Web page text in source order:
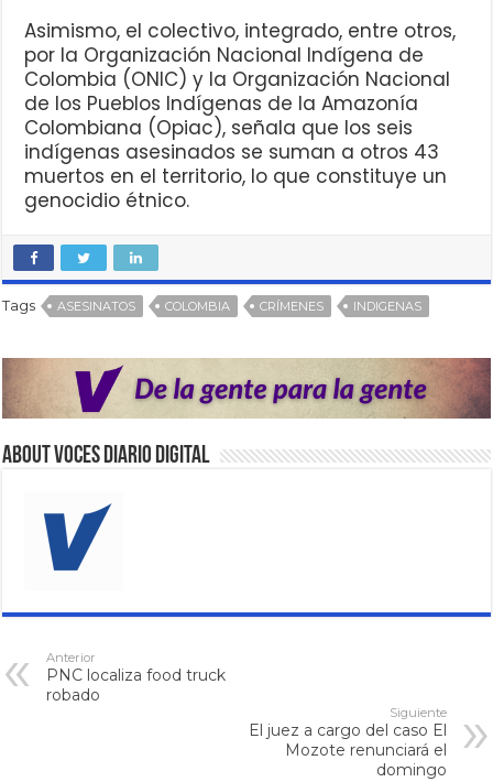
Asimismo, el colectivo, integrado, entre otros,
por la Organización Nacional Indígena de
Colombia (ONIC) y la Organización Nacional
de los Pueblos Indígenas de la Amazonía
Colombiana (Opiac), señala que los seis
indígenas asesinados se suman a otros 43
muertos en el territorio, lo que constituye un
genocidio étnico.
Tags ASESINATOS COLOMBIA CRÍMENES INDIGENAS
About VOCES Diario digital
Anterior
PNC localiza food truck
robado
Siguiente
El juez a cargo del caso El
Mozote renunciará el
domingo